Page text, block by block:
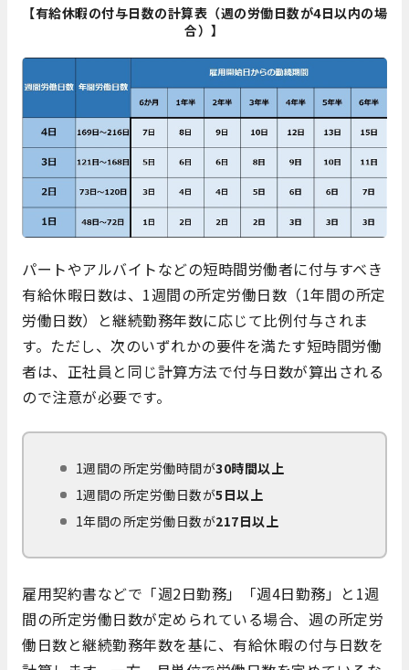
【有給休暇の付与日数の計算表（週の労働日数が4日以内の場
合）】
パートやアルバイトなどの短時間労働者に付与すべき
有給休暇日数は、1週間の所定労働日数（1年間の所定
労働日数）と継続勤務年数に応じて比例付与されま
す。ただし、次のいずれかの要件を満たす短時間労働
者は、正社員と同じ計算方法で付与日数が算出される
ので注意が必要です。
1週間の所定労働時間が30時間以上
1週間の所定労働日数が5日以上
1年間の所定労働日数が217日以上
雇用契約書などで「週2日勤務」「週4日勤務」と1週
間の所定労働日数が定められている場合、週の所定労
働日数と継続勤務年数を基に、有給休暇の付与日数を